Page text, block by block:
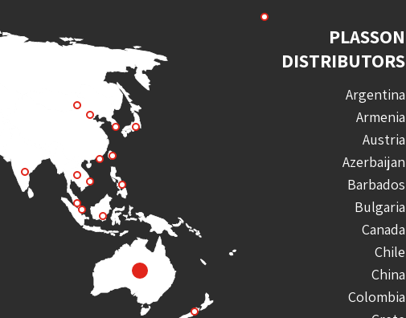
PLASSON
DISTRIBUTORS
Argentina
Armenia
Austria
Azerbaijan
Barbados
Bulgaria
Canada
Chile
China
Colombia